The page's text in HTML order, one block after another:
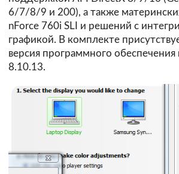
6/7/8/9 и 200), а также
nForce 760i SLI и решений с
графикой. В комплекте
версия программного обеспечения
8.10.13.